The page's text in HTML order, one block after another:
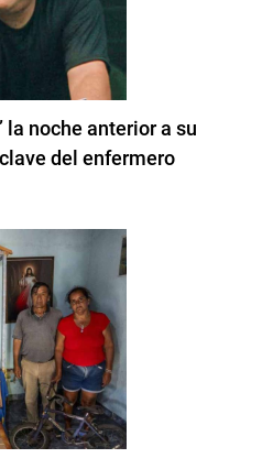
la noche anterior a su
del enfermero